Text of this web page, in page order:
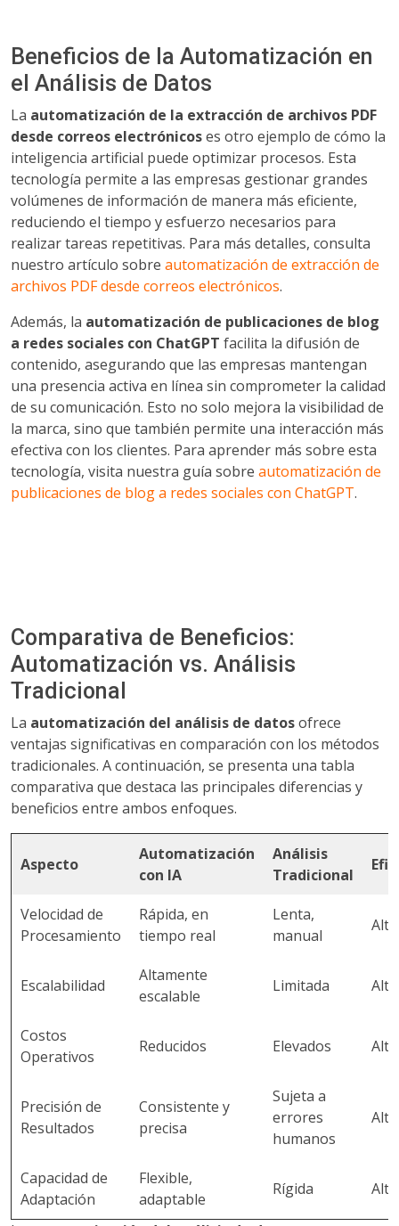
Beneficios de la Automatización en
el Análisis de Datos
La automatización de la extracción de archivos PDF
desde correos electrónicoses otro ejemplo de cómo la
inteligencia artificial puede optimizar procesos. Esta
tecnología permite a las empresas gestionar grandes
volúmenes de información de manera más eficiente,
reduciendo el tiempo y esfuerzo necesarios para
realizar tareas repetitivas. Para más detalles, consulta
nuestro artículo sobre automatización de extracción de
archivos PDF desde correos electrónicos.
Además, la automatización de publicaciones de blog
a redes sociales con ChatGPT facilita la difusión de
contenido, asegurando que las empresas mantengan
una presencia activa en línea sin comprometer la calidad
de su comunicación. Esto no solo mejora la visibilidad de
la marca, sino que también permite una interacción más
efectiva con los clientes. Para aprender más sobre esta
tecnología, visita nuestra guía sobre automatización de
publicaciones de blog a redes sociales con ChatGPT.
Comparativa de Beneficios:
Automatización vs. Análisis
Tradicional
La automatización del análisis de datosofrece
ventajas significativas en comparación con los métodos
tradicionales. A continuación, se presenta una tabla
comparativa que destaca las principales diferencias y
beneficios entre ambos enfoques.
Aspecto
Automatización
con IA
Análisis
Tradicional
Velocidad de
Procesamiento
Rápida, en
tiempo real
Lenta,
manual
Alta
Escalabilidad
Altamente
escalable
Limitada Alta
Costos
Operativos
Reducidos Elevados Alta
Precisión de
Resultados
Consistente y
precisa
Sujeta a
errores
humanos
Alta
Capacidad de
Adaptación
Flexible,
adaptable
Rígida Alta